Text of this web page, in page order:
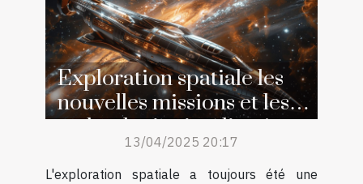
Exploration spatiale les
nouvelles missions et les
technologies impliquées
13/04/2025 20:17
L'exploration spatiale a toujours été une